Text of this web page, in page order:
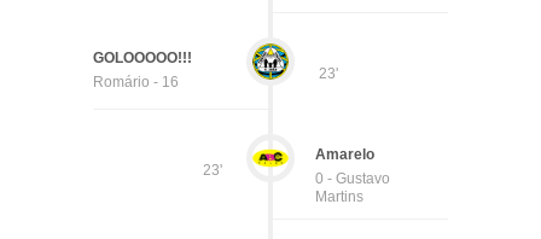
23'
GOLOOOOO!!!
Romário - 16
23'
Amarelo
0 - Gustavo
Martins